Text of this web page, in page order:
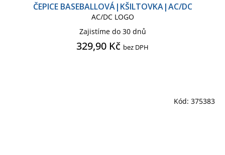
ČEPICE BASEBALLOVÁ|KŠILTOVKA|AC/DC
AC/DC LOGO
Zajistíme do 30 dnů
329,90 Kč bez DPH
Kód: 375383